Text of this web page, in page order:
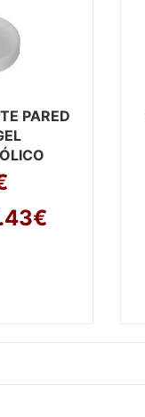
PARED